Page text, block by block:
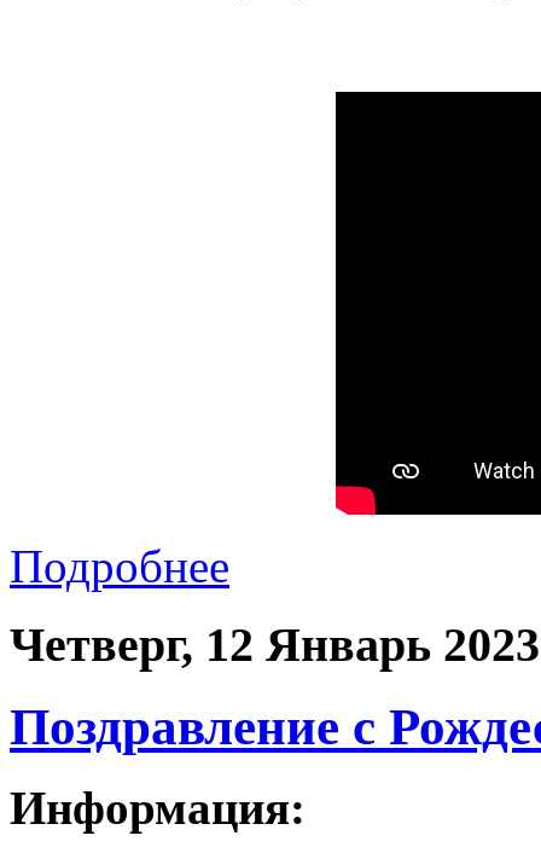
Подробнее
Четверг, 12 Январь 2023
Поздравление с
Информация: